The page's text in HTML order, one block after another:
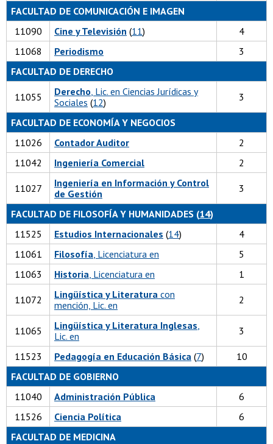
FACULTAD DE COMUNICACIÓN E IMAGEN
11090
Cine y Televisión (11)
4
11068
Periodismo
3
FACULTAD DE DERECHO
11055 Derecho , Lic. en Ciencias Jurídicas y
Sociales (12) 3
FACULTAD DE ECONOMÍA Y NEGOCIOS
11026
Contador Auditor
2
11042
Ingeniería Comercial 2
11027
Ingeniería en Información y Control
de Gestión
3
FACULTAD DE FILOSOFÍA Y HUMANIDADES (14)
11525
Estudios Internacionales (14)
4
11061
Filosofía , Licenciatura en
5
11063
Historia , Licenciatura en 1
11072 Lingüística y Literatura con
mención, Lic. en
2
11065 Lingüística y Literatura Inglesas
Lic. en
3
11523 Pedagogía en Educación Básica (7)
10
FACULTAD DE GOBIERNO
11040
Administración Pública
6
11526
Ciencia Política
6
FACULTAD DE MEDICINA